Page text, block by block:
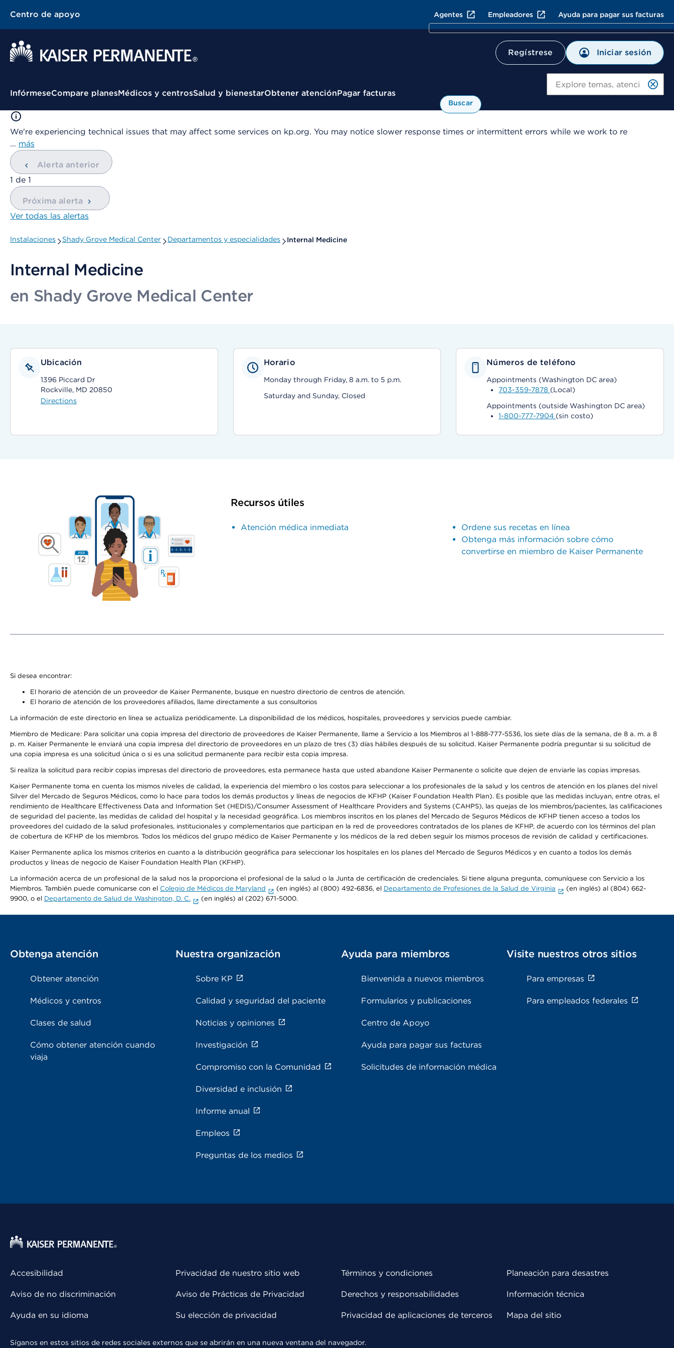
Centro de apoyo Agentes Empleadores Ayuda para pagar sus facturas
Regístrese Iniciar sesión
Menú contextual
InfórmeseCompare planesMédicos y centrosSalud y bienestarObtener atenciónPagar facturas
Buscar
We're experiencing technical issues that may affect some services on kp.org. You may notice slower response times or intermittent errors while we work to re
… más
Alerta anterior
mostrando
1 de 1
Próxima alerta
Ver todas las alertas
Instalaciones Shady Grove Medical Center Departamentos y especialidades Internal Medicine
Internal Medicine
en Shady Grove Medical Center
Ubicación
1396 Piccard Dr
Rockville, MD 20850
Directions
Horario
Monday through Friday, 8 a.m. to 5 p.m.
Saturday and Sunday, Closed
Números de teléfono
Appointments (Washington DC area)
703-359-7878 (Local)
Appointments (outside Washington DC area)
1-800-777-7904 (sin costo)
Recursos útiles
Atención médica inmediata
Ordene sus recetas en línea
Obtenga más información sobre cómo
convertirse en miembro de Kaiser Permanente
Si desea encontrar:
El horario de atención de un proveedor de Kaiser Permanente, busque en nuestro directorio de centros de atención.
El horario de atención de los proveedores afiliados, llame directamente a sus consultorios
La información de este directorio en línea se actualiza periódicamente. La disponibilidad de los médicos, hospitales, proveedores y servicios puede cambiar.
Miembro de Medicare: Para solicitar una copia impresa del directorio de proveedores de Kaiser Permanente, llame a Servicio a los Miembros al 1-888-777-5536, los siete días de la semana, de 8 a. m. a 8
p. m. Kaiser Permanente le enviará una copia impresa del directorio de proveedores en un plazo de tres (3) días hábiles después de su solicitud. Kaiser Permanente podría preguntar si su solicitud de
una copia impresa es una solicitud única o si es una solicitud permanente para recibir esta copia impresa.
Si realiza la solicitud para recibir copias impresas del directorio de proveedores, esta permanece hasta que usted abandone Kaiser Permanente o solicite que dejen de enviarle las copias impresas.
Kaiser Permanente toma en cuenta los mismos niveles de calidad, la experiencia del miembro o los costos para seleccionar a los profesionales de la salud y los centros de atención en los planes del nivel
Silver del Mercado de Seguros Médicos, como lo hace para todos los demás productos y líneas de negocios de KFHP (Kaiser Foundation Health Plan). Es posible que las medidas incluyan, entre otras, el
rendimiento de Healthcare Effectiveness Data and Information Set (HEDIS)/Consumer Assessment of Healthcare Providers and Systems (CAHPS), las quejas de los miembros/pacientes, las calificaciones
de seguridad del paciente, las medidas de calidad del hospital y la necesidad geográfica. Los miembros inscritos en los planes del Mercado de Seguros Médicos de KFHP tienen acceso a todos los
proveedores del cuidado de la salud profesionales, institucionales y complementarios que participan en la red de proveedores contratados de los planes de KFHP, de acuerdo con los términos del plan
de cobertura de KFHP de los miembros. Todos los médicos del grupo médico de Kaiser Permanente y los médicos de la red deben seguir los mismos procesos de revisión de calidad y certificaciones.
Kaiser Permanente aplica los mismos criterios en cuanto a la distribución geográfica para seleccionar los hospitales en los planes del Mercado de Seguros Médicos y en cuanto a todos los demás
productos y líneas de negocio de Kaiser Foundation Health Plan (KFHP).
La información acerca de un profesional de la salud nos la proporciona el profesional de la salud o la Junta de certificación de credenciales. Si tiene alguna pregunta, comuníquese con Servicio a los
Miembros. También puede comunicarse con el Colegio de Médicos de Maryland (en inglés) al (800) 492-6836, el Departamento de Profesiones de la Salud de Virginia
(en inglés) al (804) 662-
9900, o el Departamento de Salud de Washington, D. C. (en inglés) al (202) 671-5000.
Obtenga atención
Obtener atención
Médicos y centros
Clases de salud
Cómo obtener atención cuando
viaja
Nuestra organización
Sobre KP
Calidad y seguridad del paciente
Noticias y opiniones
Investigación
Compromiso con la Comunidad
Diversidad e inclusión
Informe anual
Empleos
Preguntas de los medios
Ayuda para miembros
Bienvenida a nuevos miembros
Formularios y publicaciones
Centro de Apoyo
Ayuda para pagar sus facturas
Solicitudes de información médica
Visite nuestros otros sitios
Para empresas
Para empleados federales
Accesibilidad
Aviso de no discriminación
Ayuda en su idioma
Privacidad de nuestro sitio web
Aviso de Prácticas de Privacidad
Su elección de privacidad
Términos y condiciones
Derechos y responsabilidades
Privacidad de aplicaciones de terceros
Planeación para desastres
Información técnica
Mapa del sitio
Síganos en estos sitios de redes sociales externos que se abrirán en una nueva ventana del navegador.